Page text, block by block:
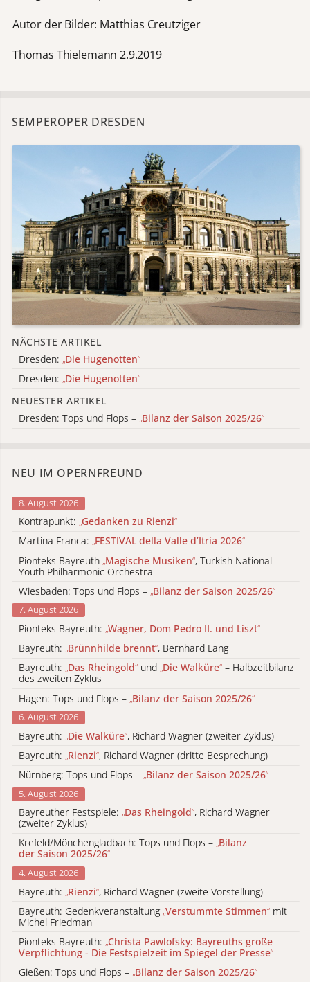
Autor der Bilder: Matthias Creutziger
Thomas Thielemann 2.9.2019
SEMPEROPER DRESDEN
NÄCHSTE ARTIKEL
Dresden: „Die Hugenotten“
Dresden: „Die Hugenotten“
NEUESTER ARTIKEL
Dresden: Tops und Flops – „Bilanz der Saison 2025/26“
NEU IM OPERNFREUND
8. August 2026
Kontrapunkt: „Gedanken zu Rienzi“
Martina Franca: „FESTIVAL della Valle d’Itria 2026“
Pionteks Bayreuth „Magische Musiken“, Turkish National
Youth Philharmonic Orchestra
Wiesbaden: Tops und Flops – „Bilanz der Saison 2025/26“
7. August 2026
Pionteks Bayreuth: „Wagner, Dom Pedro II. und Liszt“
Bayreuth: „Brünnhilde brennt“, Bernhard Lang
Bayreuth: „Das Rheingold“ und „Die Walküre“ – Halbzeitbilanz
des zweiten Zyklus
Hagen: Tops und Flops – „Bilanz der Saison 2025/26“
6. August 2026
Bayreuth: „Die Walküre“, Richard Wagner (zweiter Zyklus)
Bayreuth: „Rienzi“, Richard Wagner (dritte Besprechung)
Nürnberg: Tops und Flops – „Bilanz der Saison 2025/26“
5. August 2026
Bayreuther Festspiele: „Das Rheingold“, Richard Wagner
(zweiter Zyklus)
Krefeld/Mönchengladbach: Tops und Flops – „Bilanz
der Saison 2025/26“
4. August 2026
Bayreuth: „Rienzi“, Richard Wagner (zweite Vorstellung)
Bayreuth: Gedenkveranstaltung „Verstummte Stimmen“ mit
Michel Friedman
Pionteks Bayreuth: „Christa Pawlofsky: Bayreuths große
Verpflichtung - Die Festspielzeit im Spiegel der Presse“
Gießen: Tops und Flops – „Bilanz der Saison 2025/26“